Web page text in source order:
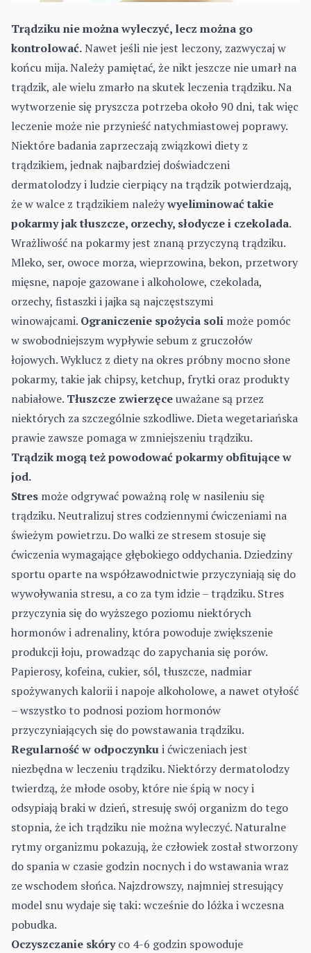
Trądziku nie można wyleczyć, lecz można go
kontrolować.Nawet jeśli nie jest leczony, zazwyczaj w
końcu mija. Należy pamiętać, że nikt jeszcze nie umarł na
trądzik, ale wielu zmarło na skutek leczenia trądziku. Na
wytworzenie się pryszcza potrzeba około 90 dni, tak więc
leczenie może nie przynieść natychmiastowej poprawy.
Niektóre badania zaprzeczają związkowi diety z
trądzikiem, jednak najbardziej doświadczeni
dermatolodzy i ludzie cierpiący na trądzik potwierdzają,
że w walce z trądzikiem należywyeliminować takie
pokarmy jak tłuszcze, orzechy, słodycze i czekolada.
Wrażliwość na pokarmy jest znaną przyczyną trądziku.
Mleko, ser, owoce morza, wieprzowina, bekon, przetwory
mięsne, napoje gazowane i alkoholowe, czekolada,
orzechy, fistaszki i jajka są najczęstszymi
winowajcami. Ograniczenie spożycia soli może pomóc
w swobodniejszym wypływie sebum z gruczołów
łojowych. Wyklucz z diety na okres próbny mocno słone
pokarmy, takie jak chipsy, ketchup, frytki oraz produkty
nabiałowe. Tłuszcze zwierzęceuważane są przez
niektórych za szczególnie szkodliwe. Dieta wegetariańska
prawie zawsze pomaga w zmniejszeniu trądziku.
Trądzik mogą też powodować pokarmy obfitujące w
jod.
Stres może odgrywać poważną rolę w nasileniu się
trądziku. Neutralizuj stres codziennymi ćwiczeniami na
świeżym powietrzu. Do walki ze stresem stosuje się
ćwiczenia wymagające głębokiego oddychania. Dziedziny
sportu oparte na współzawodnictwie przyczyniają się do
wywoływania stresu, a co za tym idzie – trądziku. Stres
przyczynia się do wyższego poziomu niektórych
hormonów i adrenaliny, która powoduje zwiększenie
produkcji łoju, prowadząc do zapychania się porów.
Papierosy, kofeina, cukier, sól, tłuszcze, nadmiar
spożywanych kalorii i napoje alkoholowe, a nawet otyłość
– wszystko to podnosi poziom hormonów
przyczyniających się do powstawania trądziku.
Regularność w odpoczynkui ćwiczeniach jest
niezbędna w leczeniu trądziku. Niektórzy dermatolodzy
twierdzą, że młode osoby, które nie śpią w nocy i
odsypiają braki w dzień, stresuję swój organizm do tego
stopnia, że ich trądziku nie można wyleczyć. Naturalne
rytmy organizmu pokazują, że człowiek został stworzony
do spania w czasie godzin nocnych i do wstawania wraz
ze wschodem słońca. Najzdrowszy, najmniej stresujący
model snu wydaje się taki: wcześnie do lóżka i wczesna
pobudka.
Oczyszczanie skóryco 4-6 godzin spowoduje